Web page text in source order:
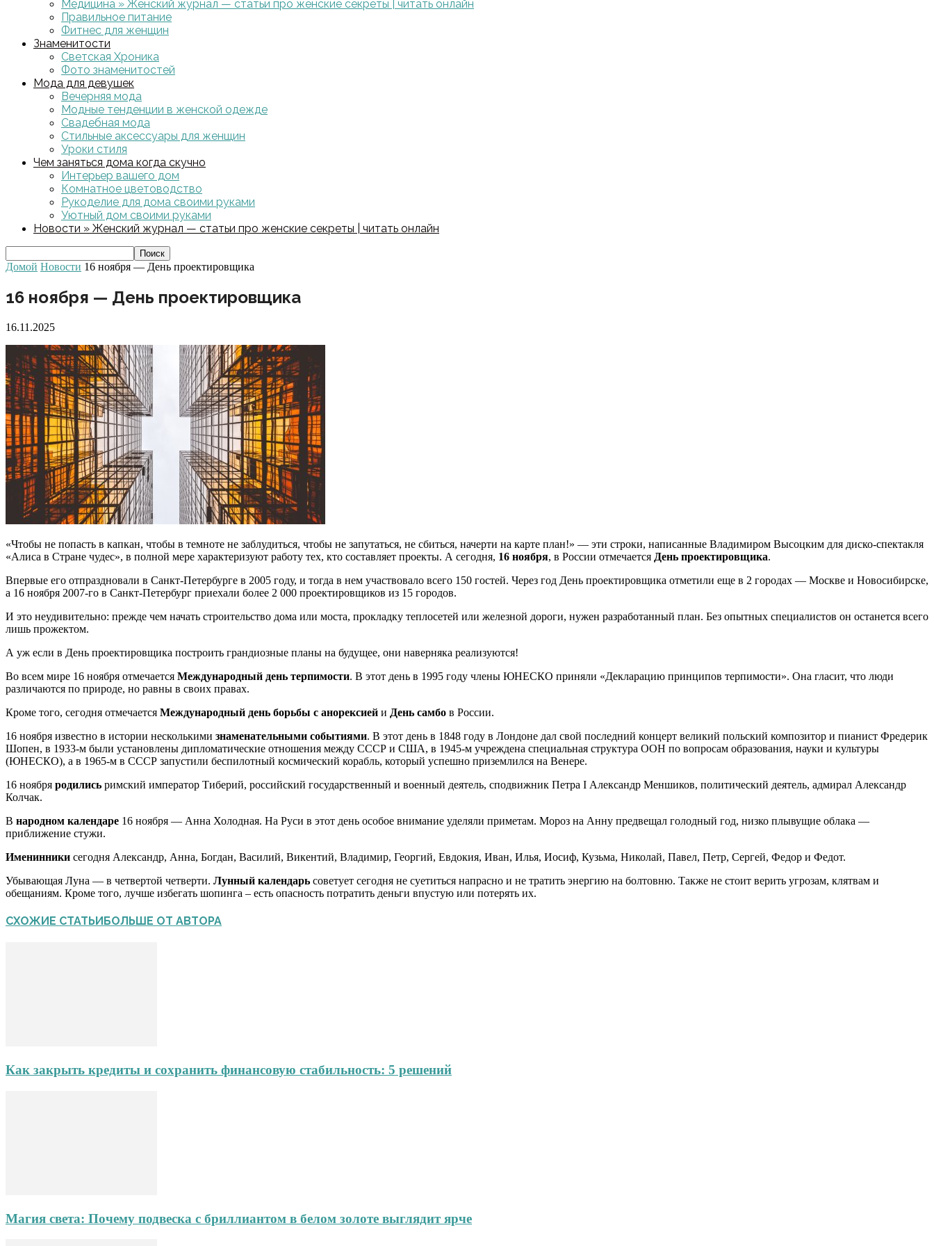
Медицина » Женский журнал — статьи про женские секреты | читать онлайн
Правильное питание
Фитнес для женщин
Знаменитости
Светская Хроника
Фото знаменитостей
Мода для девушек
Вечерняя мода
Модные тенденции в женской одежде
Свадебная мода
Стильные аксессуары для женщин
Уроки стиля
Чем заняться дома когда скучно
Интерьер вашего дом
Комнатное цветоводство
Рукоделие для дома своими руками
Уютный дом своими руками
Новости » Женский журнал — статьи про женские секреты | читать онлайн
Домой Новости 16 ноября — День проектировщика
16 ноября — День проектировщика
16.11.2025
«Чтобы не попасть в капкан, чтобы в темноте не заблудиться, чтобы не запутаться, не сбиться, начерти на карте план!» — эти строки, написанные Владимиром Высоцким для диско-спектакля
«Алиса в Стране чудес», в полной мере характеризуют работу тех, кто составляет проекты. А сегодня, 16 ноября, в России отмечается День проектировщика.
Впервые его отпраздновали в Санкт-Петербурге в 2005 году, и тогда в нем участвовало всего 150 гостей. Через год День проектировщика отметили еще в 2 городах — Москве и Новосибирске,
а 16 ноября 2007-го в Санкт-Петербург приехали более 2 000 проектировщиков из 15 городов.
И это неудивительно: прежде чем начать строительство дома или моста, прокладку теплосетей или железной дороги, нужен разработанный план. Без опытных специалистов он останется всего
лишь прожектом.
А уж если в День проектировщика построить грандиозные планы на будущее, они наверняка реализуются!
Во всем мире 16 ноября отмечается Международный день терпимости. В этот день в 1995 году члены ЮНЕСКО приняли «Декларацию принципов терпимости». Она гласит, что люди
различаются по природе, но равны в своих правах.
Кроме того, сегодня отмечается Международный день борьбы с анорексией и День самбо в России.
16 ноября известно в истории несколькими знаменательными событиями. В этот день в 1848 году в Лондоне дал свой последний концерт великий польский композитор и пианист Фредерик
Шопен, в 1933-м были установлены дипломатические отношения между СССР и США, в 1945-м учреждена специальная структура ООН по вопросам образования, науки и культуры
(ЮНЕСКО), а в 1965-м в СССР запустили беспилотный космический корабль, который успешно приземлился на Венере.
16 ноября родились римский император Тиберий, российский государственный и военный деятель, сподвижник Петра I Александр Меншиков, политический деятель, адмирал Александр
Колчак.
В народном календаре 16 ноября — Анна Холодная. На Руси в этот день особое внимание уделяли приметам. Мороз на Анну предвещал голодный год, низко плывущие облака —
приближение стужи.
Именинники сегодня Александр, Анна, Богдан, Василий, Викентий, Владимир, Георгий, Евдокия, Иван, Илья, Иосиф, Кузьма, Николай, Павел, Петр, Сергей, Федор и Федот.
Убывающая Луна — в четвертой четверти. Лунный календарь советует сегодня не суетиться напрасно и не тратить энергию на болтовню. Также не стоит верить угрозам, клятвам и
обещаниям. Кроме того, лучше избегать шопинга – есть опасность потратить деньги впустую или потерять их.
СХОЖИЕ СТАТЬИБОЛЬШЕ ОТ АВТОРА
Как закрыть кредиты и сохранить финансовую стабильность: 5 решений
Магия света: Почему подвеска с бриллиантом в белом золоте выглядит ярче